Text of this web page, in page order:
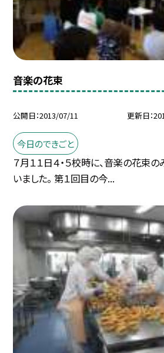
音楽の花束
公開日 2013/07/11 更新日
今日のできごと
７月１１日４・５校時に、音楽の花束
いました。 第１回目の今...